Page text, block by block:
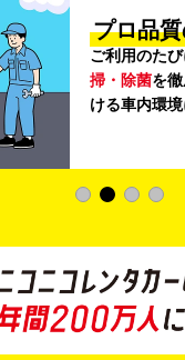
プロ品
ご利用のた
掃・除菌を
ける車内環